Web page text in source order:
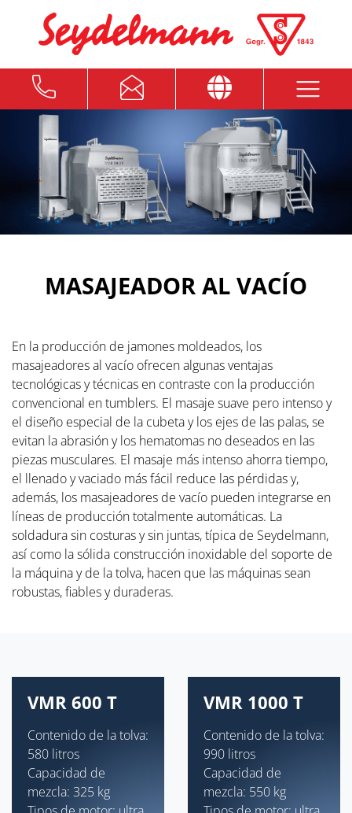
MASAJEADOR AL VACÍO
En la producción de jamones moldeados, los
masajeadores al vacío ofrecen algunas ventajas
tecnológicas y técnicas en contraste con la producción
convencional en tumblers. El masaje suave pero intenso y
el diseño especial de la cubeta y los ejes de las palas, se
evitan la abrasión y los hematomas no deseados en las
piezas musculares. El masaje más intenso ahorra tiempo,
el llenado y vaciado más fácil reduce las pérdidas y,
además, los masajeadores de vacío pueden integrarse en
líneas de producción totalmente automáticas. La
soldadura sin costuras y sin juntas, típica de Seydelmann,
así como la sólida construcción inoxidable del soporte de
la máquina y de la tolva, hacen que las máquinas sean
robustas, fiables y duraderas.
VMR 600 T
Contenido de la tolva:
580 litros
Capacidad de
mezcla: 325 kg
VMR 1000 T
Contenido de la tolva:
990 litros
Capacidad de
mezcla: 550 kg